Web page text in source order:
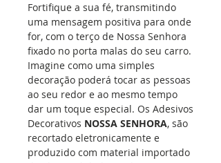
Fortifique a sua fé, transmitindo
uma mensagem positiva para onde
for, com o terço de Nossa Senhora
fixado no porta malas do seu carro.
Imagine como uma simples
decoração poderá tocar as pessoas
ao seu redor e ao mesmo tempo
dar um toque especial. Os Adesivos
Decorativos NOSSA SENHORA, são
recortado eletronicamente e
produzido com material importado